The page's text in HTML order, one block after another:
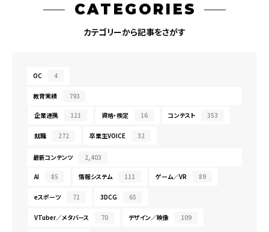
CATEGORIES
カテゴリーから記事をさがす
OC 4
教育実績 793
企業連携 121 資格・検定 16 コンテスト 353
就職 272 卒業生VOICE 32
最新コンテンツ 2,403
AI 85 情報システム 111 ゲーム／VR 89
eスポーツ 71 3DCG 65
VTuber／メタバース 70 デザイン／映像 109